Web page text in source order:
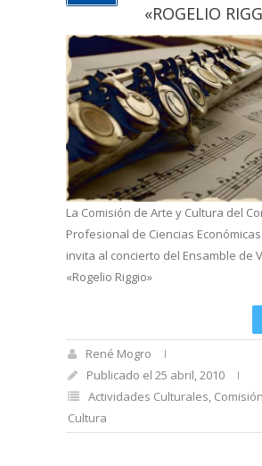
«ROGELIO
La Comisión de Arte y Cultura del
Profesional de Ciencias
invita al concierto del Ensamble de
«Rogelio Riggio»
René Mogro
Publicado el 25 abril, 2010
Actividades Culturales,
Cultura